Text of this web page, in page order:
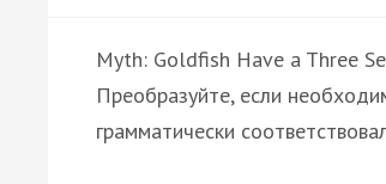
Myth: Goldfish Have a Three
Преобразуйте, если
грамматически